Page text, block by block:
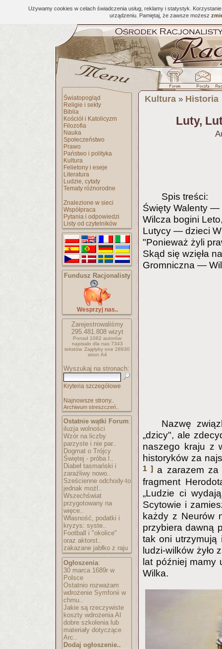
Używamy cookies w celach świadczenia usług, reklamy i statystyk.
urządzeniu. Pamiętaj, że zawsze możesz
Światopogląd
Religie i sekty
Biblia
Kościół i Katolicyzm
Filozofia
Nauka
Społeczeństwo
Prawo
Państwo i polityka
Kultura
Felietony i eseje
Literatura
Ludzie, cytaty
Tematy różnorodne
Znalezione w sieci
Współpraca
Pytania i odpowiedzi
Listy od czytelników
Fundusz Racjonalisty
Wesprzyj nas..
Zarejestrowaliśmy
295.481.808wizyt
Ponad 1062 autorów
napisało dla nas 7343
tekstów. Zajęłyby one 28930
stron A4
Wyszukaj na stronach:
Kryteria szczegółowe
Najnowsze strony..
Archiwum streszczeń..
Ostatnie wątki Forum:
iluzja wolności
Wzór na liczby
parzyste i nie par..
Dogmat o Trójcy
Świętej - próba l..
Diabeł tasmański i
zaraźliwy nowo..
Sześcienne odchody-to
jednak możl..
Wszechświat
przygotowany na
więce..
Własność, podatki i
kryzys: syste..
Football i "okolice"
oraz aktorst..
zakazane jabłko z raju
Ogłoszenia:
30 marca 1689r w
Polsce
Ostatnio rozważam
wdrożenie Symfonii w
chmu..
Jakie są rzeczywiste
koszty wdrożenia AI
dobre szkolenia lub
materiały dotyczące
Arc..
Dodaj ogłoszenie..
Kultura » Historia
Luty,
Spis treści:
Święty Walenty —
Wilcza bogini
Lutycy — dzieci
"Ponieważ żyli
Skąd się wzięła
Gromniczna —
Nazwę
„dzicy", ale
naszego kraju z
historyków za
1 ] a zarazem za
fragment
„Ludzie ci
Scytowie i
każdy z Neurów
przybiera dawną
tak oni utrzymują
ludzi-wilków żyło
lat później mamy
Wilka.